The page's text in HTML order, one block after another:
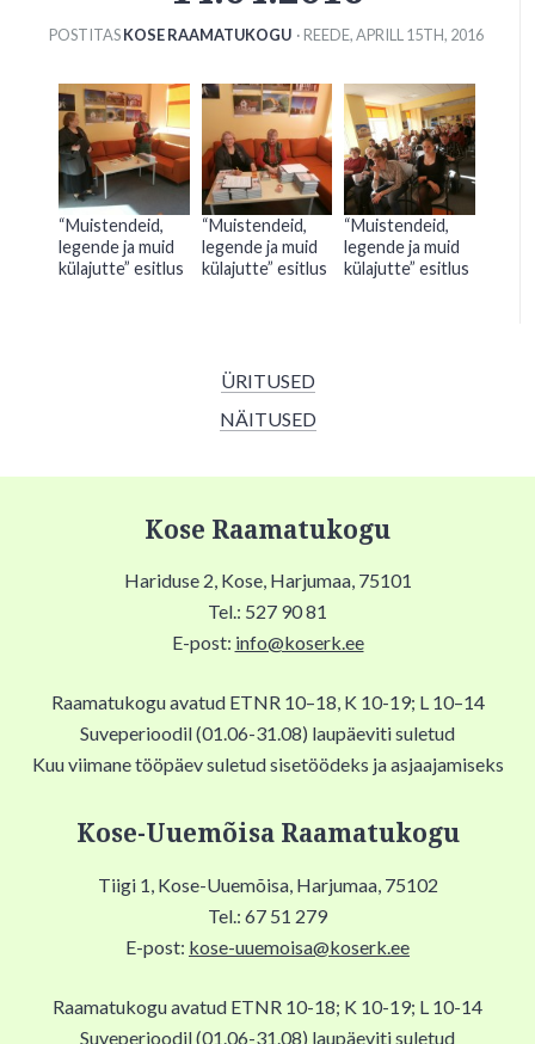
POSTITASKOSE RAAMATUKOGU · REEDE,APRILL 15TH, 2016
“Muistendeid,
legende ja muid
külajutte” esitlus
“Muistendeid,
legende ja muid
külajutte” esitlus
“Muistendeid,
legende ja muid
külajutte” esitlus
ÜRITUSED
NÄITUSED
Kose Raamatukogu
Hariduse 2, Kose, Harjumaa, 75101
Tel.: 527 90 81
E-post: info@koserk.ee
Raamatukogu avatud ETNR 10–18, K 10-19; L 10–14
Suveperioodil (01.06-31.08) laupäeviti suletud
Kuu viimane tööpäev suletud sisetöödeks ja asjaajamiseks
Kose-Uuemõisa Raamatukogu
Tiigi 1, Kose-Uuemõisa, Harjumaa, 75102
Tel.: 67 51 279
E-post: kose-uuemoisa@koserk.ee
Raamatukogu avatud ETNR 10-18; K 10-19; L 10-14
Suveperioodil (01.06-31.08) laupäeviti suletud